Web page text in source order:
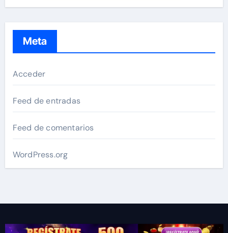
Meta
Acceder
Feed de entradas
Feed de comentarios
WordPress.org